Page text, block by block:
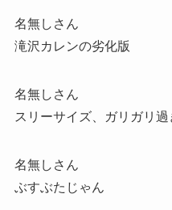
名無しさん
滝沢カレンの劣化版
名無しさん
スリーサイズ、ガリガリ過
名無しさん
ぶすぶたじゃん